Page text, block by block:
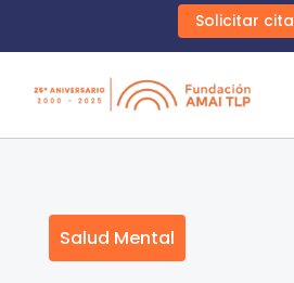
Solicitar cita
Salud Mental